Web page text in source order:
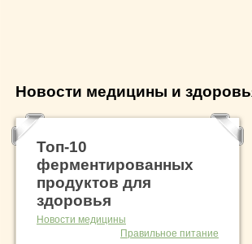
Новости медицины и
Топ-10
ферментированных
продуктов для
здоровья
Новости медицины
Правильное питание